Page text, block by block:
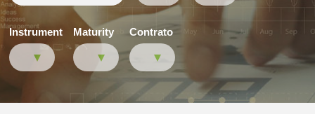
Instrument Maturity Contrato